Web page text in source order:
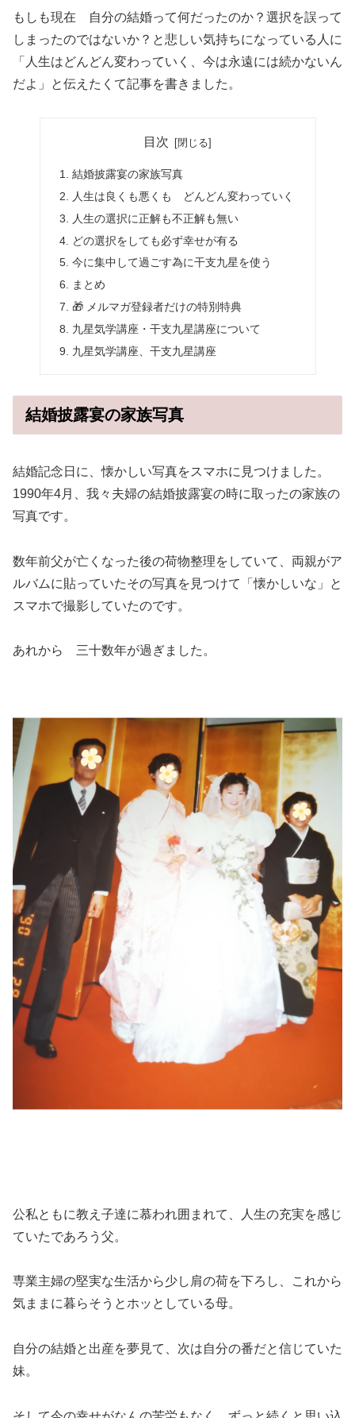
もしも現在 自分の結婚って何だったのか？選択を誤って
しまったのではないか？と悲しい気持ちになっている人に
「人生はどんどん変わっていく、今は永遠には続かないん
だよ」と伝えたくて記事を書きました。
目次
結婚披露宴の家族写真
人生は良くも悪くも どんどん変わっていく
人生の選択に正解も不正解も無い
どの選択をしても必ず幸せが有る
今に集中して過ごす為に干支九星を使う
まとめ
🎁 メルマガ登録者だけの特別特典
九星気学講座・干支九星講座について
九星気学講座、干支九星講座
結婚披露宴の家族写真
結婚記念日に、懐かしい写真をスマホに見つけました。
1990年4月、我々夫婦の結婚披露宴の時に取ったの家族の
写真です。
数年前父が亡くなった後の荷物整理をしていて、両親がア
ルバムに貼っていたその写真を見つけて「懐かしいな」と
スマホで撮影していたのです。
あれから 三十数年が過ぎました。
公私ともに教え子達に慕われ囲まれて、人生の充実を感じ
ていたであろう父。
専業主婦の堅実な生活から少し肩の荷を下ろし、これから
気ままに暮らそうとホッとしている母。
自分の結婚と出産を夢見て、次は自分の番だと信じていた
妹。